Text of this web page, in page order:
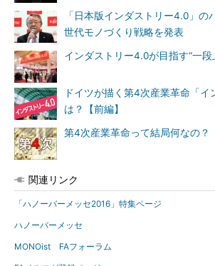
「日本版インダストリー4.0」の
世代モノづくり戦略を発表
インダストリー4.0が目指す“一段
ドイツが描く第4次産業革命「イ
は？【前編】
第4次産業革命って結局何なの？
関連リンク
「ハノーバーメッセ2016」特集ページ
ハノーバーメッセ
MONOist FAフォーラム